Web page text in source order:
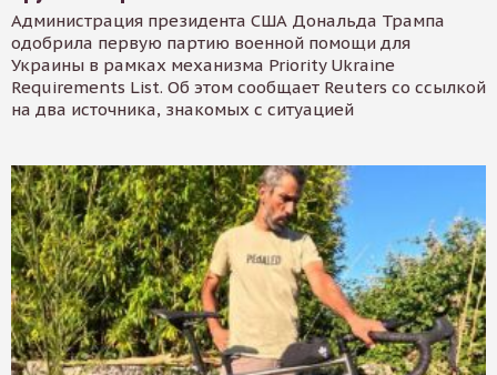
Администрация президента США Дональда Трампа
одобрила первую партию военной помощи для
Украины в рамках механизма Priority Ukraine
Requirements List. Об этом сообщает Reuters со ссылкой
на два источника, знакомых с ситуацией